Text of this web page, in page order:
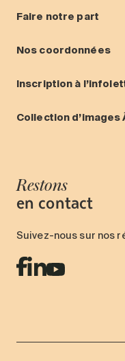
Faire notre part
Nos coordonnées
Inscription à
Collection d’images
Restons
en contact
Suivez-nous sur nos